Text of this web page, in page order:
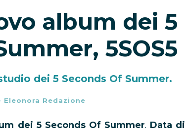
album dei 5
5SOS5
dei 5 Seconds Of Summer.
Eleonora Redazione
dei 5 Seconds Of Summer. Data di